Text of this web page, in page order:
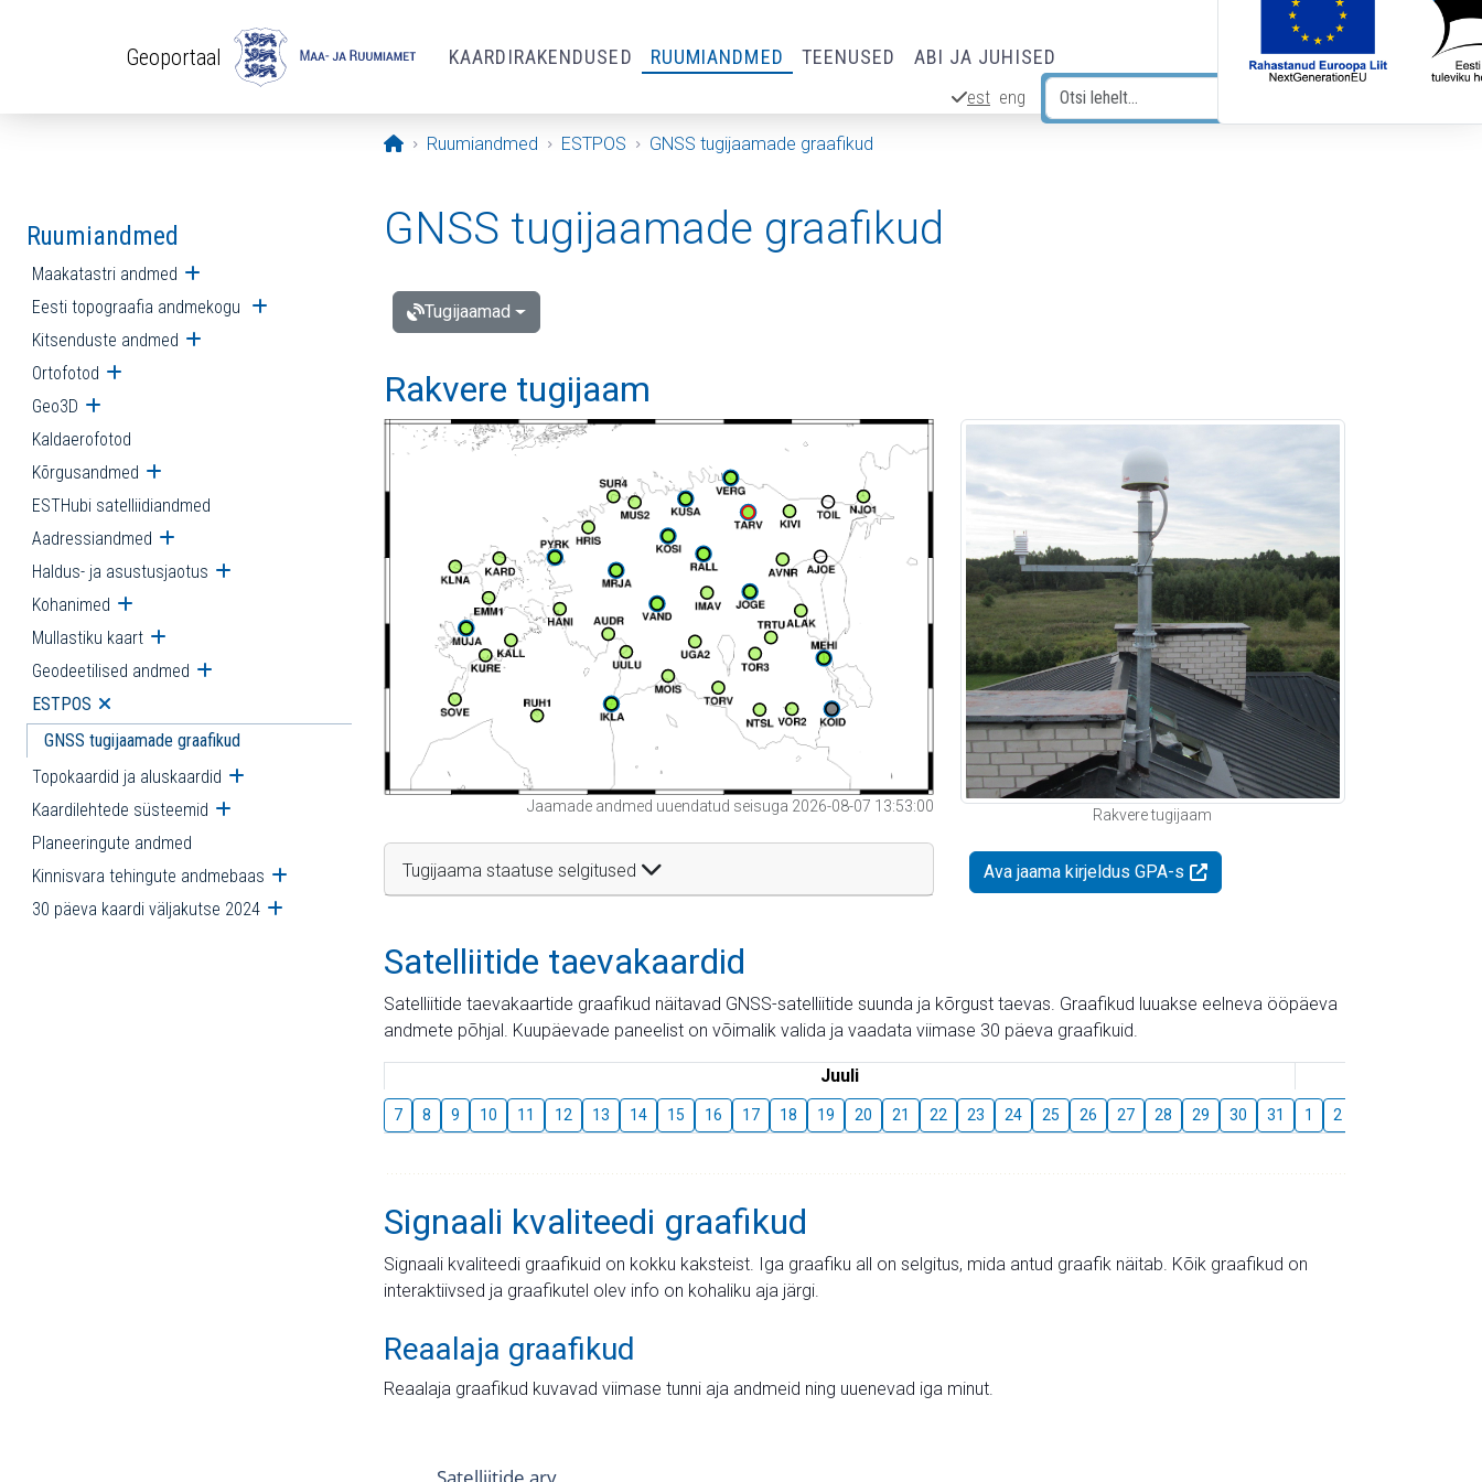
Geoportaal KAARDIRAKENDUSED RUUMIANDMED TEENUSED ABI JA JUHISED
est eng
Avaleht
Ruumiandmed ESTPOS GNSS tugijaamade graafikud
Ruumiandmed
Maakatastri andmed Ava alammenüü
Eesti topograafia andmekogu Ava alammenüü
Kitsenduste andmed Ava alammenüü
Ortofotod Ava alammenüü
Geo3D Ava alammenüü
Kaldaerofotod
Kõrgusandmed Ava alammenüü
ESTHubi satelliidiandmed
Aadressiandmed Ava alammenüü
Haldus- ja asustusjaotus Ava alammenüü
Kohanimed Ava alammenüü
Mullastiku kaart Ava alammenüü
Geodeetilised andmed Ava alammenüü
ESTPOS Ava alammenüü
GNSS tugijaamade graafikud
Topokaardid ja aluskaardid Ava alammenüü
Kaardilehtede süsteemid Ava alammenüü
Planeeringute andmed
Kinnisvara tehingute andmebaas Ava alammenüü
30 päeva kaardi väljakutse 2024 Ava alammenüü
GNSS tugijaamade graafikud
Tugijaamad
Rakvere tugijaam
Jaamade andmed uuendatud seisuga 2026-08-07 13:53:00
Tugijaama staatuse selgitused
Rakvere tugijaam
Ava jaama kirjeldus GPA-s
Satelliitide taevakaardid
Satelliitide taevakaartide graafikud näitavad GNSS-satelliitide suunda ja kõrgust taevas. Graafikud luuakse eelneva ööpäeva
andmete põhjal. Kuupäevade paneelist on võimalik valida ja vaadata viimase 30 päeva graafikuid.
Juuli
7 8 9 10 11 12 13 14 15 16 17 18 19 20 21 22 23 24 25 26 27 28 29 30 31 1 2
Signaali kvaliteedi graafikud
Signaali kvaliteedi graafikuid on kokku kaksteist. Iga graafiku all on selgitus, mida antud graafik näitab. Kõik graafikud on
interaktiivsed ja graafikutel olev info on kohaliku aja järgi.
Reaalaja graafikud
Reaalaja graafikud kuvavad viimase tunni aja andmeid ning uuenevad iga minut.